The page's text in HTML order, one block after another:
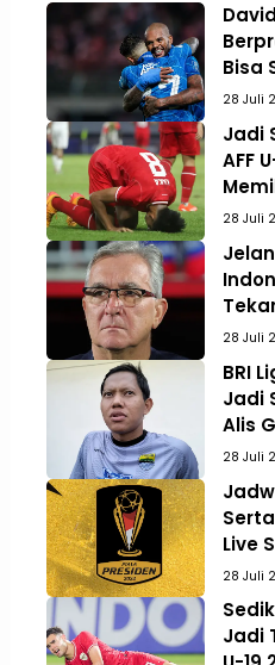
Bisa
28 Juli
Jadi
AFF
28 Juli
28 Juli
BRI
Jadi
Alis
28 Juli
Live
28 Juli
Jadi